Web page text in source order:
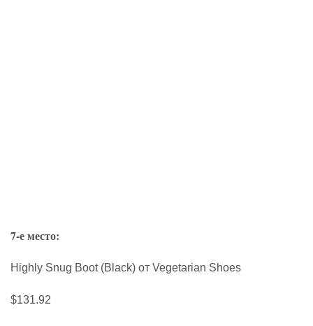
7-е место:
Highly Snug Boot (Black) от Vegetarian Shoes
$131.92